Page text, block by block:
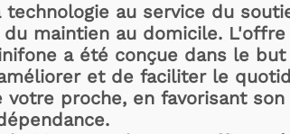
technologie au service du
maintien au domicile. L'offre
a été conçue dans le but
et de faciliter le
votre proche, en favorisant son